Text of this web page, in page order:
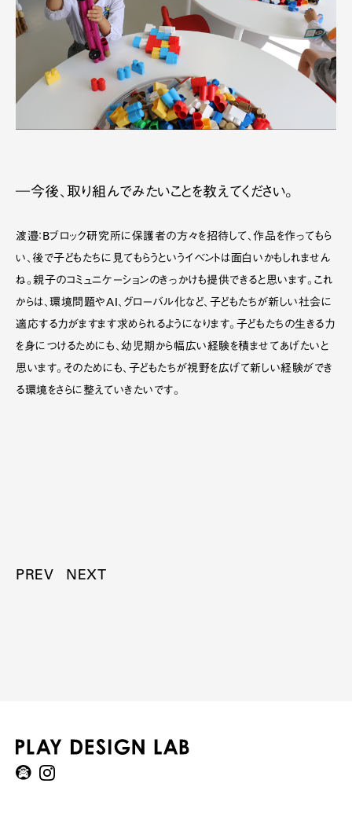
―今後、取り組んでみたいことを教えてください。
渡邉：Bブロック研究所に保護者の方々を招待して、作品を作ってもら
い、後で子どもたちに見てもらうというイベントは面白いかもしれません
ね。親子のコミュニケーションのきっかけも提供できると思います。これ
からは、環境問題やAI、グローバル化など、子どもたちが新しい社会に
適応する力がますます求められるようになります。子どもたちの生きる力
を身につけるためにも、幼児期から幅広い経験を積ませてあげたいと
思います。そのためにも、子どもたちが視野を広げて新しい経験ができ
る環境をさらに整えていきたいです。
PREV NEXT